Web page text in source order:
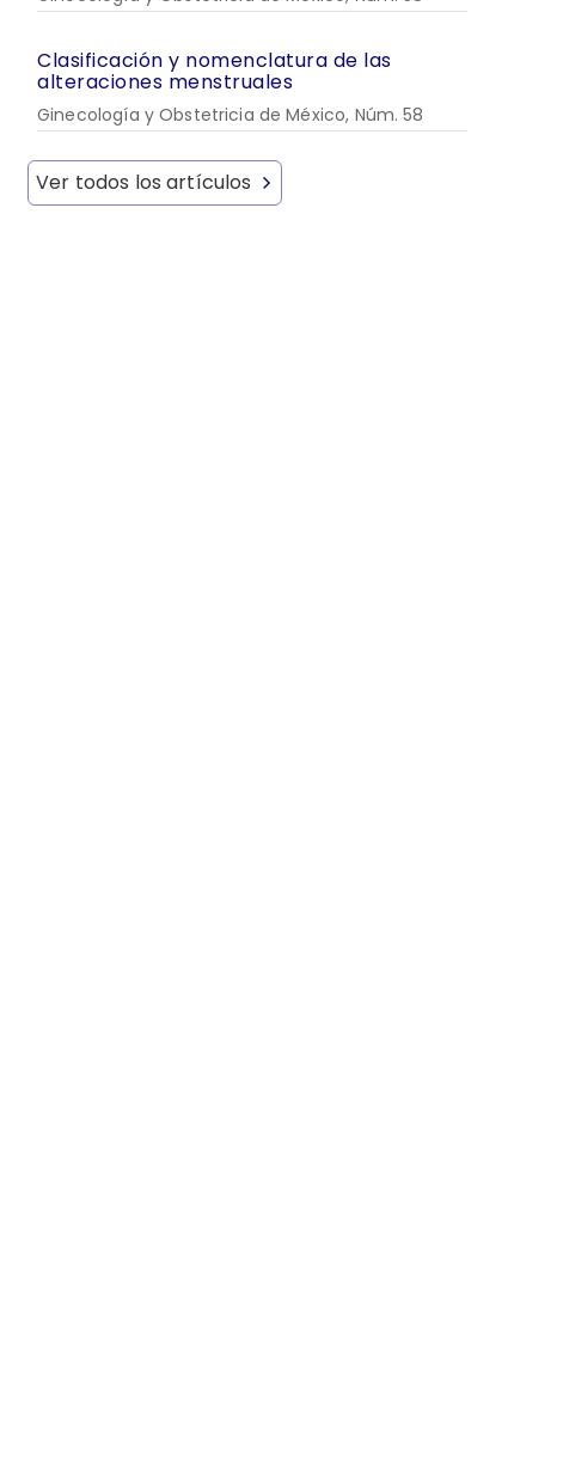
Clasificación y nomenclatura de las
alteraciones menstruales
Ginecología y Obstetricia de México, Núm. 58
Ver todos los artículos